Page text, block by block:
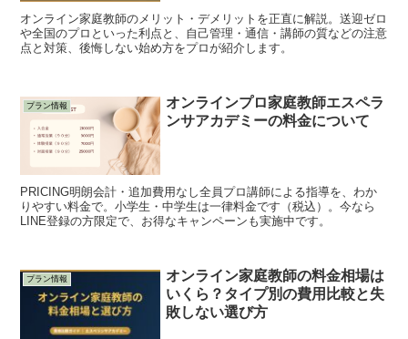
オンライン家庭教師のメリット・デメリットを正直に解説。送迎ゼロ
や全国のプロといった利点と、自己管理・通信・講師の質などの注意
点と対策、後悔しない始め方をプロが紹介します。
プラン情報
オンラインプロ家庭教師エスペラ
ンサアカデミーの料金について
PRICING明朗会計・追加費用なし全員プロ講師による指導を、わか
りやすい料金で。小学生・中学生は一律料金です（税込）。今なら
LINE登録の方限定で、お得なキャンペーンも実施中です。
プラン情報
オンライン家庭教師の料金相場は
いくら？タイプ別の費用比較と失
敗しない選び方